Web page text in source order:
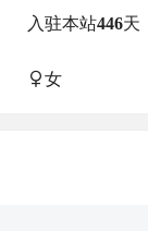
入驻本站446天
女